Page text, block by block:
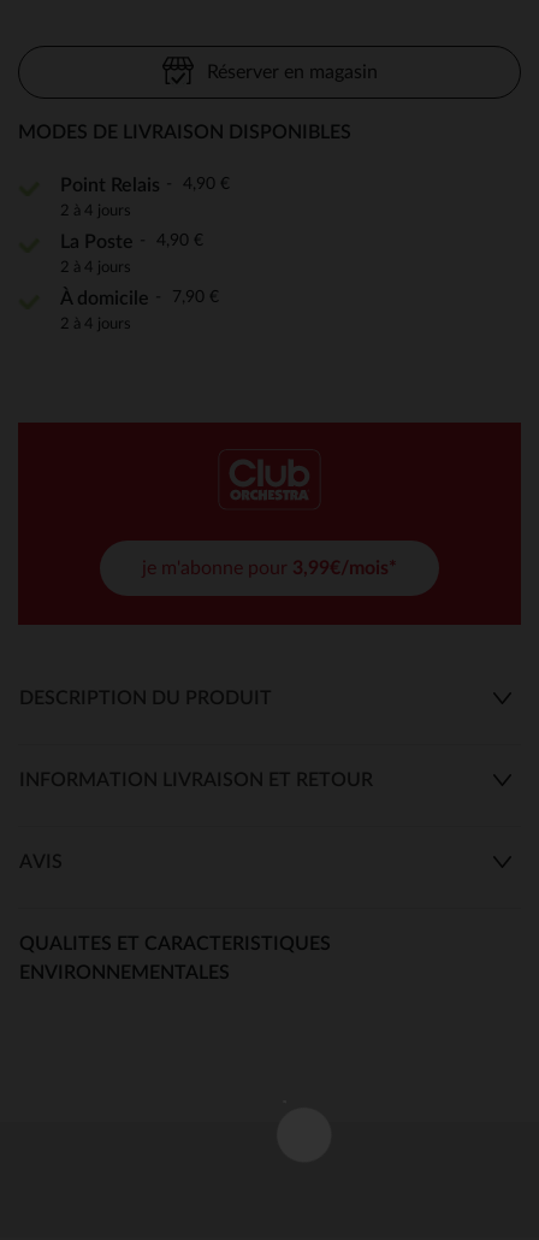
Réserver en magasin
MODES DE LIVRAISON DISPONIBLES
Point Relais 4,90 €
2 à 4 jours
La Poste 4,90 €
2 à 4 jours
À domicile 7,90 €
2 à 4 jours
je m'abonne pour 3,99€/mois*
DESCRIPTION DU PRODUIT
INFORMATION LIVRAISON ET RETOUR
AVIS
QUALITES ET CARACTERISTIQUES
ENVIRONNEMENTALES